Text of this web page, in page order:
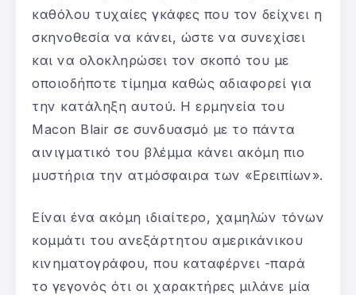
καθόλου τυχαίες γκάφες που τον δείχνει η
σκηνοθεσία να κάνει, ώστε να συνεχίσει
και να ολοκληρώσει τον σκοπό του με
οποιοδήποτε τίμημα καθώς αδιαφορεί για
την κατάληξη αυτού. Η ερμηνεία του
Macon Blair σε συνδυασμό με το πάντα
αινιγματικό του βλέμμα κάνει ακόμη πιο
μυστήρια την ατμόσφαιρα των «Ερειπίων».
Είναι ένα ακόμη ιδιαίτερο, χαμηλών τόνων
κομμάτι του ανεξάρτητου αμερικάνικου
κινηματογράφου, που καταφέρνει -παρά
το γεγονός ότι οι χαρακτήρες μιλάνε μία